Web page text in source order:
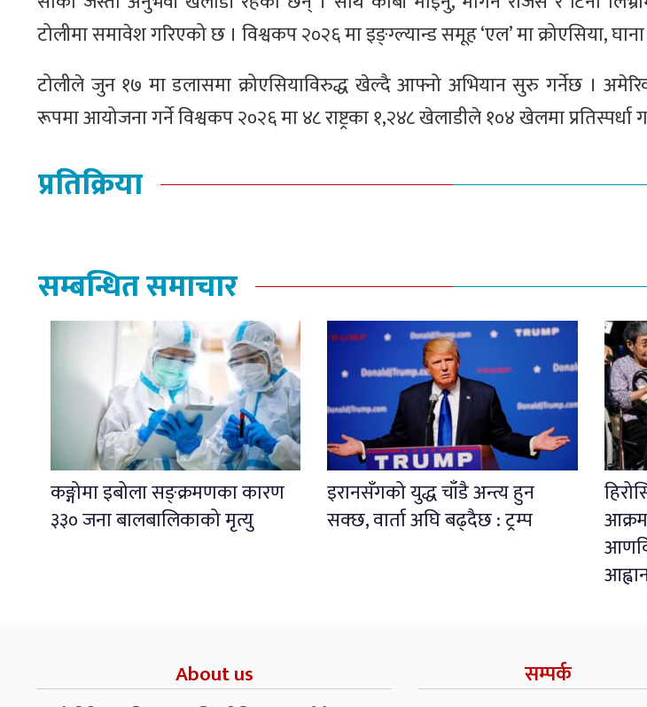
टोलीमा समावेश गरिएको छ । विश्वकप २०२६ मा इङ्ग्ल्यान्ड समूह ‘एल’ मा क्रोएसिया, घाना
टोलीले जुन १७ मा डलासमा क्रोएसियाविरुद्ध खेल्दै आफ्नो अभियान सुरु गर्नेछ ।
रूपमा आयोजना गर्ने विश्वकप २०२६ मा ४८ राष्ट्रका १,२४८ खेलाडीले १०४ खेलमा प्रतिस्पर्धा
प्रतिक्रिया
सम्बन्धित समाचार
कङ्गोमा इबोला सङ्क्रमणका कारण
३३० जना बालबालिकाको मृत्यु
इरानसँगको युद्ध चाँडै अन्त्य हुन
सक्छ, वार्ता अघि बढ्दैछ : ट्रम्प
About us सम्पर्क